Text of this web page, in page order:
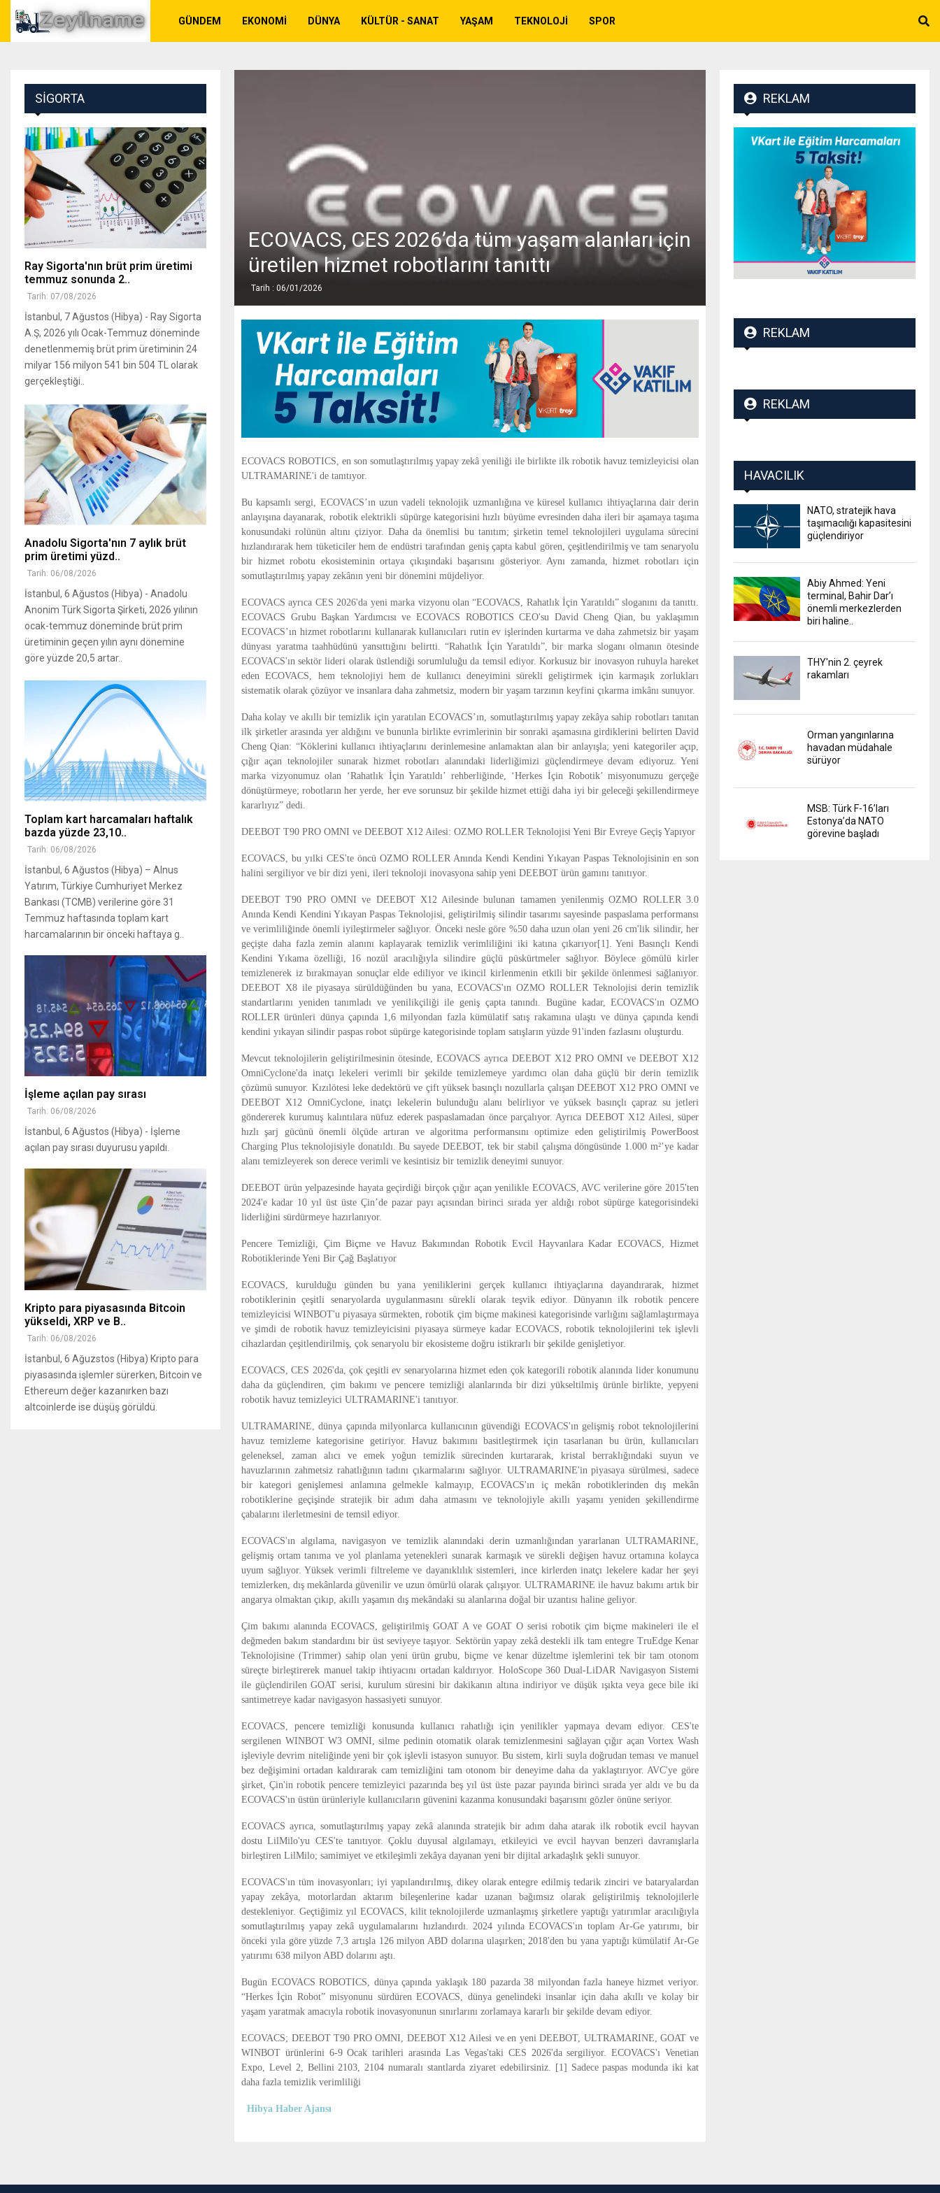
GÜNDEM EKONOMI DÜNYA KÜLTÜR - SANAT YAŞAM TEKNOLOJI SPOR
ECOVACS, CES 2026’da tüm yaşam alanları için
üretilen hizmet robotlarını tanıttı
Tarih : 06/01/2026
ECOVACS ROBOTICS, en son somutlaştırılmış yapay zekâ yeniliği ile birlikte ilk robotik havuz temizleyicisi olan
ULTRAMARINE'i de tanıtıyor.
Bu kapsamlı sergi, ECOVACS’ın uzun vadeli teknolojik uzmanlığına ve küresel kullanıcı ihtiyaçlarına dair derin
anlayışına dayanarak, robotik elektrikli süpürge kategorisini hızlı büyüme evresinden daha ileri bir aşamaya taşıma
konusundaki rolünün altını çiziyor. Daha da önemlisi bu tanıtım; şirketin temel teknolojileri uygulama sürecini
hızlandırarak hem tüketiciler hem de endüstri tarafından geniş çapta kabul gören, çeşitlendirilmiş ve tam senaryolu
bir hizmet robotu ekosisteminin ortaya çıkışındaki başarısını gösteriyor. Aynı zamanda, hizmet robotları için
somutlaştırılmış yapay zekânın yeni bir dönemini müjdeliyor.
ECOVACS ayrıca CES 2026'da yeni marka vizyonu olan “ECOVACS, Rahatlık İçin Yaratıldı” sloganını da tanıttı.
ECOVACS Grubu Başkan Yardımcısı ve ECOVACS ROBOTICS CEO'su David Cheng Qian, bu yaklaşımın
ECOVACS’ın hizmet robotlarını kullanarak kullanıcıları rutin ev işlerinden kurtarma ve daha zahmetsiz bir yaşam
dünyası yaratma taahhüdünü yansıttığını belirtti. “Rahatlık İçin Yaratıldı”, bir marka sloganı olmanın ötesinde
ECOVACS'ın sektör lideri olarak üstlendiği sorumluluğu da temsil ediyor. Korkusuz bir inovasyon ruhuyla hareket
eden ECOVACS, hem teknolojiyi hem de kullanıcı deneyimini sürekli geliştirmek için karmaşık zorlukları
sistematik olarak çözüyor ve insanlara daha zahmetsiz, modern bir yaşam tarzının keyfini çıkarma imkânı sunuyor.
Daha kolay ve akıllı bir temizlik için yaratılan ECOVACS’ın, somutlaştırılmış yapay zekâya sahip robotları tanıtan
ilk şirketler arasında yer aldığını ve bununla birlikte evrimlerinin bir sonraki aşamasına girdiklerini belirten David
Cheng Qian: “Köklerini kullanıcı ihtiyaçlarını derinlemesine anlamaktan alan bir anlayışla; yeni kategoriler açıp,
çığır açan teknolojiler sunarak hizmet robotları alanındaki liderliğimizi güçlendirmeye devam ediyoruz. Yeni
marka vizyonumuz olan ‘Rahatlık İçin Yaratıldı’ rehberliğinde, ‘Herkes İçin Robotik’ misyonumuzu gerçeğe
dönüştürmeye; robotların her yerde, her eve sorunsuz bir şekilde hizmet ettiği daha iyi bir geleceği şekillendirmeye
kararlıyız” dedi.
DEEBOT T90 PRO OMNI ve DEEBOT X12 Ailesi: OZMO ROLLER Teknolojisi Yeni Bir Evreye Geçiş Yapıyor
ECOVACS, bu yılki CES'te öncü OZMO ROLLER Anında Kendi Kendini Yıkayan Paspas Teknolojisinin en son
halini sergiliyor ve bir dizi yeni, ileri teknoloji inovasyona sahip yeni DEEBOT ürün gamını tanıtıyor.
DEEBOT T90 PRO OMNI ve DEEBOT X12 Ailesinde bulunan tamamen yenilenmiş OZMO ROLLER 3.0
Anında Kendi Kendini Yıkayan Paspas Teknolojisi, geliştirilmiş silindir tasarımı sayesinde paspaslama performansı
ve verimliliğinde önemli iyileştirmeler sağlıyor. Önceki nesle göre %50 daha uzun olan yeni 26 cm'lik silindir, her
geçişte daha fazla zemin alanını kaplayarak temizlik verimliliğini iki katına çıkarıyor[1]. Yeni Basınçlı Kendi
Kendini Yıkama özelliği, 16 nozül aracılığıyla silindire güçlü püskürtmeler sağlıyor. Böylece gömülü kirler
temizlenerek iz bırakmayan sonuçlar elde ediliyor ve ikincil kirlenmenin etkili bir şekilde önlenmesi sağlanıyor.
DEEBOT X8 ile piyasaya sürüldüğünden bu yana, ECOVACS'ın OZMO ROLLER Teknolojisi derin temizlik
standartlarını yeniden tanımladı ve yenilikçiliği ile geniş çapta tanındı. Bugüne kadar, ECOVACS'ın OZMO
ROLLER ürünleri dünya çapında 1,6 milyondan fazla kümülatif satış rakamına ulaştı ve dünya çapında kendi
kendini yıkayan silindir paspas robot süpürge kategorisinde toplam satışların yüzde 91'inden fazlasını oluşturdu.
Mevcut teknolojilerin geliştirilmesinin ötesinde, ECOVACS ayrıca DEEBOT X12 PRO OMNI ve DEEBOT X12
OmniCyclone'da inatçı lekeleri verimli bir şekilde temizlemeye yardımcı olan daha güçlü bir derin temizlik
çözümü sunuyor. Kızılötesi leke dedektörü ve çift yüksek basınçlı nozullarla çalışan DEEBOT X12 PRO OMNI ve
DEEBOT X12 OmniCyclone, inatçı lekelerin bulunduğu alanı belirliyor ve yüksek basınçlı çapraz su jetleri
göndererek kurumuş kalıntılara nüfuz ederek paspaslamadan önce parçalıyor. Ayrıca DEEBOT X12 Ailesi, süper
hızlı şarj gücünü önemli ölçüde artıran ve algoritma performansını optimize eden geliştirilmiş PowerBoost
Charging Plus teknolojisiyle donatıldı. Bu sayede DEEBOT, tek bir stabil çalışma döngüsünde 1.000 m²’ye kadar
alanı temizleyerek son derece verimli ve kesintisiz bir temizlik deneyimi sunuyor.
DEEBOT ürün yelpazesinde hayata geçirdiği birçok çığır açan yenilikle ECOVACS, AVC verilerine göre 2015'ten
2024'e kadar 10 yıl üst üste Çin’de pazar payı açısından birinci sırada yer aldığı robot süpürge kategorisindeki
liderliğini sürdürmeye hazırlanıyor.
Pencere Temizliği, Çim Biçme ve Havuz Bakımından Robotik Evcil Hayvanlara Kadar ECOVACS, Hizmet
Robotiklerinde Yeni Bir Çağ Başlatıyor
ECOVACS, kurulduğu günden bu yana yeniliklerini gerçek kullanıcı ihtiyaçlarına dayandırarak, hizmet
robotiklerinin çeşitli senaryolarda uygulanmasını sürekli olarak teşvik ediyor. Dünyanın ilk robotik pencere
temizleyicisi WINBOT'u piyasaya sürmekten, robotik çim biçme makinesi kategorisinde varlığını sağlamlaştırmaya
ve şimdi de robotik havuz temizleyicisini piyasaya sürmeye kadar ECOVACS, robotik teknolojilerini tek işlevli
cihazlardan çeşitlendirilmiş, çok senaryolu bir ekosisteme doğru istikrarlı bir şekilde genişletiyor.
ECOVACS, CES 2026'da, çok çeşitli ev senaryolarına hizmet eden çok kategorili robotik alanında lider konumunu
daha da güçlendiren, çim bakımı ve pencere temizliği alanlarında bir dizi yükseltilmiş ürünle birlikte, yepyeni
robotik havuz temizleyici ULTRAMARINE'i tanıtıyor.
ULTRAMARINE, dünya çapında milyonlarca kullanıcının güvendiği ECOVACS'ın gelişmiş robot teknolojilerini
havuz temizleme kategorisine getiriyor. Havuz bakımını basitleştirmek için tasarlanan bu ürün, kullanıcıları
geleneksel, zaman alıcı ve emek yoğun temizlik sürecinden kurtararak, kristal berraklığındaki suyun ve
havuzlarının zahmetsiz rahatlığının tadını çıkarmalarını sağlıyor. ULTRAMARINE'in piyasaya sürülmesi, sadece
bir kategori genişlemesi anlamına gelmekle kalmayıp, ECOVACS'ın iç mekân robotiklerinden dış mekân
robotiklerine geçişinde stratejik bir adım daha atmasını ve teknolojiyle akıllı yaşamı yeniden şekillendirme
çabalarını ilerletmesini de temsil ediyor.
ECOVACS'ın algılama, navigasyon ve temizlik alanındaki derin uzmanlığından yararlanan ULTRAMARINE,
gelişmiş ortam tanıma ve yol planlama yetenekleri sunarak karmaşık ve sürekli değişen havuz ortamına kolayca
uyum sağlıyor. Yüksek verimli filtreleme ve dayanıklılık sistemleri, ince kirlerden inatçı lekelere kadar her şeyi
temizlerken, dış mekânlarda güvenilir ve uzun ömürlü olarak çalışıyor. ULTRAMARINE ile havuz bakımı artık bir
angarya olmaktan çıkıp, akıllı yaşamın dış mekândaki su alanlarına doğal bir uzantısı haline geliyor.
Çim bakımı alanında ECOVACS, geliştirilmiş GOAT A ve GOAT O serisi robotik çim biçme makineleri ile el
değmeden bakım standardını bir üst seviyeye taşıyor. Sektörün yapay zekâ destekli ilk tam entegre TruEdge Kenar
Teknolojisine (Trimmer) sahip olan yeni ürün grubu, biçme ve kenar düzeltme işlemlerini tek bir tam otonom
süreçte birleştirerek manuel takip ihtiyacını ortadan kaldırıyor. HoloScope 360 Dual-LiDAR Navigasyon Sistemi
ile güçlendirilen GOAT serisi, kurulum süresini bir dakikanın altına indiriyor ve düşük ışıkta veya gece bile iki
santimetreye kadar navigasyon hassasiyeti sunuyor.
ECOVACS, pencere temizliği konusunda kullanıcı rahatlığı için yenilikler yapmaya devam ediyor. CES'te
sergilenen WINBOT W3 OMNI, silme pedinin otomatik olarak temizlenmesini sağlayan çığır açan Vortex Wash
işleviyle devrim niteliğinde yeni bir çok işlevli istasyon sunuyor. Bu sistem, kirli suyla doğrudan teması ve manuel
bez değişimini ortadan kaldırarak cam temizliğini tam otonom bir deneyime daha da yaklaştırıyor. AVC'ye göre
şirket, Çin'in robotik pencere temizleyici pazarında beş yıl üst üste pazar payında birinci sırada yer aldı ve bu da
ECOVACS'ın üstün ürünleriyle kullanıcıların güvenini kazanma konusundaki başarısını gözler önüne seriyor.
ECOVACS ayrıca, somutlaştırılmış yapay zekâ alanında stratejik bir adım daha atarak ilk robotik evcil hayvan
dostu LilMilo'yu CES'te tanıtıyor. Çoklu duyusal algılamayı, etkileyici ve evcil hayvan benzeri davranışlarla
birleştiren LilMilo; samimiyet ve etkileşimli zekâya dayanan yeni bir dijital arkadaşlık şekli sunuyor.
ECOVACS'ın tüm inovasyonları; iyi yapılandırılmış, dikey olarak entegre edilmiş tedarik zinciri ve bataryalardan
yapay zekâya, motorlardan aktarım bileşenlerine kadar uzanan bağımsız olarak geliştirilmiş teknolojilerle
destekleniyor. Geçtiğimiz yıl ECOVACS, kilit teknolojilerde uzmanlaşmış şirketlere yaptığı yatırımlar aracılığıyla
somutlaştırılmış yapay zekâ uygulamalarını hızlandırdı. 2024 yılında ECOVACS'ın toplam Ar-Ge yatırımı, bir
önceki yıla göre yüzde 7,3 artışla 126 milyon ABD dolarına ulaşırken; 2018'den bu yana yaptığı kümülatif Ar-Ge
yatırımı 638 milyon ABD dolarını aştı.
Bugün ECOVACS ROBOTICS, dünya çapında yaklaşık 180 pazarda 38 milyondan fazla haneye hizmet veriyor.
“Herkes İçin Robot” misyonunu sürdüren ECOVACS, dünya genelindeki insanlar için daha akıllı ve kolay bir
yaşam yaratmak amacıyla robotik inovasyonunun sınırlarını zorlamaya kararlı bir şekilde devam ediyor.
ECOVACS; DEEBOT T90 PRO OMNI, DEEBOT X12 Ailesi ve en yeni DEEBOT, ULTRAMARINE, GOAT ve
WINBOT ürünlerini 6-9 Ocak tarihleri arasında Las Vegas'taki CES 2026'da sergiliyor. ECOVACS'ı Venetian
Expo, Level 2, Bellini 2103, 2104 numaralı stantlarda ziyaret edebilirsiniz. [1] Sadece paspas modunda iki kat
daha fazla temizlik verimliliği
Hibya Haber Ajansı
SIGORTA
Ray Sigorta'nın brüt prim üretimi
temmuz sonunda 2..
Tarih: 07/08/2026
İstanbul, 7 Ağustos (Hibya) - Ray Sigorta
A.Ş, 2026 yılı Ocak-Temmuz döneminde
denetlenmemiş brüt prim üretiminin 24
milyar 156 milyon 541 bin 504 TL olarak
gerçekleştiği..
Anadolu Sigorta'nın 7 aylık brüt
prim üretimi yüzd..
Tarih: 06/08/2026
İstanbul, 6 Ağustos (Hibya) - Anadolu
Anonim Türk Sigorta Şirketi, 2026 yılının
ocak-temmuz döneminde brüt prim
üretiminin geçen yılın aynı dönemine
göre yüzde 20,5 artar..
Toplam kart harcamaları haftalık
bazda yüzde 23,10..
Tarih: 06/08/2026
İstanbul, 6 Ağustos (Hibya) – Alnus
Yatırım, Türkiye Cumhuriyet Merkez
Bankası (TCMB) verilerine göre 31
Temmuz haftasında toplam kart
harcamalarının bir önceki haftaya g..
İşleme açılan pay sırası
Tarih: 06/08/2026
İstanbul, 6 Ağustos (Hibya) - İşleme
açılan pay sırası duyurusu yapıldı.
Kripto para piyasasında Bitcoin
yükseldi, XRP ve B..
Tarih: 06/08/2026
İstanbul, 6 Ağuzstos (Hibya) Kripto para
piyasasında işlemler sürerken, Bitcoin ve
Ethereum değer kazanırken bazı
altcoinlerde ise düşüş görüldü.
REKLAM
REKLAM
REKLAM
HAVACILIK
NATO, stratejik hava
taşımacılığı kapasitesini
güçlendiriyor
Abiy Ahmed: Yeni
terminal, Bahir Dar’ı
önemli merkezlerden
biri haline..
THY'nin 2. çeyrek
rakamları
Orman yangınlarına
havadan müdahale
sürüyor
MSB: Türk F-16’ları
Estonya’da NATO
görevine başladı